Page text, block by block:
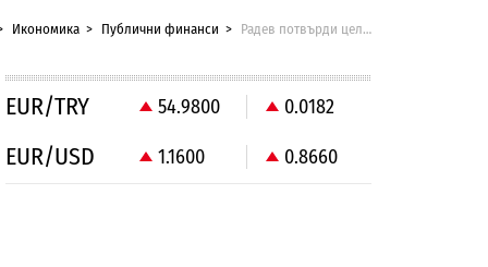
Икономика Публични финанси Радев потвърди целта на България за 5% разходи за отбрана
EUR/TRY 54.9800 0.0182
EUR/USD 1.1600 0.8660